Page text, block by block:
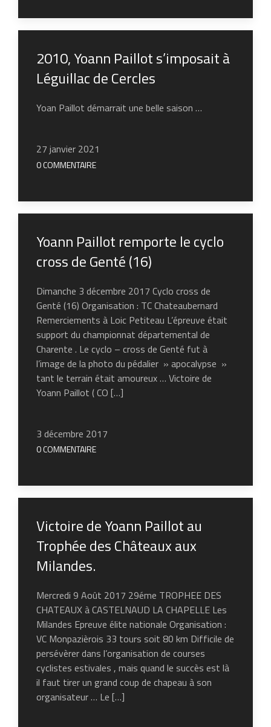
2010, Yoann Paillot s’imposait à
Léguillac de Cercles
Yoan Paillot démarrait une belle saison …
27 janvier 2021
0 COMMENTAIRE
Yoann Paillot remporte le cyclo
cross de Genté (16)
Dimanche 3 décembre 2017 Cyclo cross de
Genté (16) Organisation : TC Chateaubernard
Remerciements à Loic Petiteau L’épreuve était
support du championnat départemental de
Charente . Le cyclo – cross de Genté fut à
l’image de la photo du pédalier » apocalypse »
tant le terrain était amoureux … Victoire de
Yoann Paillot ( CO […]
3 décembre 2017
0 COMMENTAIRE
Victoire de Yoann Paillot au
Trophée des Châteaux aux
Milandes.
Mercredi 9 Août 2017 29éme TROPHEE DES
CHATEAUX à CASTELNAUD LA CHAPELLE Les
Milandes Epreuve élite nationale Organisation :
VC Monpazièrois 33 tours soit 80 km Difficile de
persévèrer dans l’organisation de courses
cyclistes estivales , mais quand le succès est là
il faut tirer un grand coup de chapeau à son
organisateur … Le […]